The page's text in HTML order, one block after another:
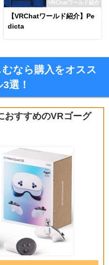
VRChatワールド紹介
【VRChatワールド紹介】Pe
dicta
なら購入をオスス
選！
おすすめのVRゴーグ